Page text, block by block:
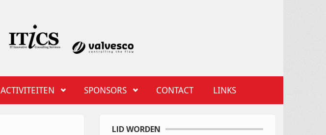
ACTIVITEITEN SPONSORS CONTACT LINKS
LID WORDEN